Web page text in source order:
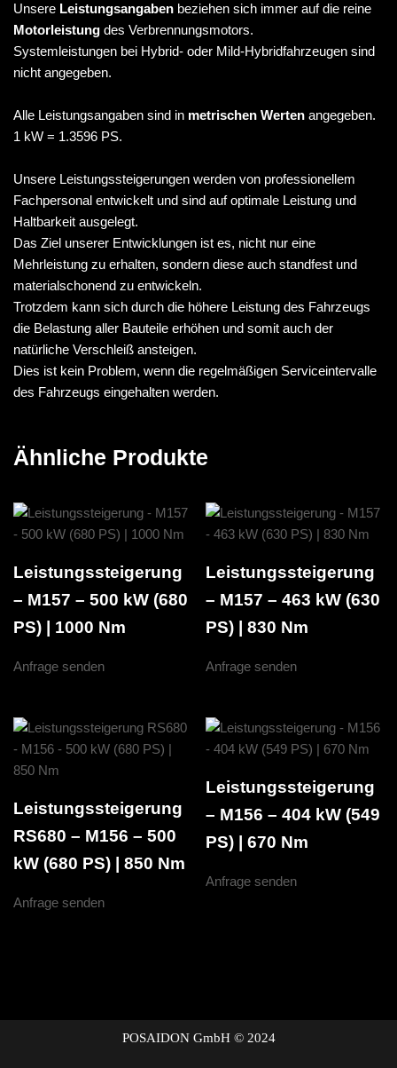
Unsere Leistungsangaben beziehen sich immer auf die reine
Motorleistung des Verbrennungsmotors.
Systemleistungen bei Hybrid- oder Mild-Hybridfahrzeugen sind
nicht angegeben.
Alle Leistungsangaben sind in metrischen Werten angegeben.
1 kW = 1.3596 PS.
Unsere Leistungssteigerungen werden von professionellem
Fachpersonal entwickelt und sind auf optimale Leistung und
Haltbarkeit ausgelegt.
Das Ziel unserer Entwicklungen ist es, nicht nur eine
Mehrleistung zu erhalten, sondern diese auch standfest und
materialschonend zu entwickeln.
Trotzdem kann sich durch die höhere Leistung des Fahrzeugs
die Belastung aller Bauteile erhöhen und somit auch der
natürliche Verschleiß ansteigen.
Dies ist kein Problem, wenn die regelmäßigen Serviceintervalle
des Fahrzeugs eingehalten werden.
Ähnliche Produkte
Leistungssteigerung
– M157 – 500 kW (680
PS) | 1000 Nm
Anfrage senden
Leistungssteigerung
– M157 – 463 kW (630
PS) | 830 Nm
Anfrage senden
Leistungssteigerung
RS680 – M156 – 500
kW (680 PS) | 850 Nm
Anfrage senden
Leistungssteigerung
– M156 – 404 kW (549
PS) | 670 Nm
Anfrage senden
POSAIDON GmbH © 2024